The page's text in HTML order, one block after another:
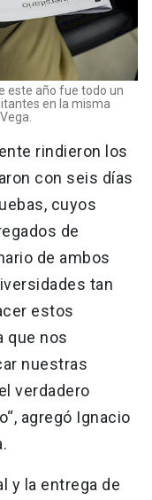
este año fue todo un
en la misma
rindieron los
con seis días
cuyos
de
de ambos
tan
estos
que nos
nuestras
verdadero
agregó Ignacio
y la entrega de